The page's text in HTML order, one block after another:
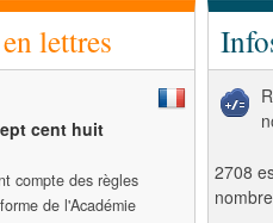
lettres
cent huit
compte des règles
de l'Académie
2708